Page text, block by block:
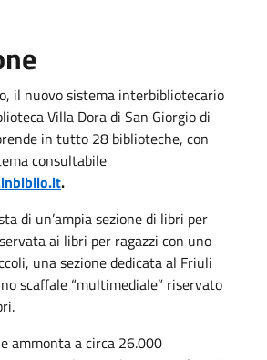
il nuovo sistema interbibliotecario
Villa Dora di San Giorgio di
in tutto 28 biblioteche, con
consultabile
.
di un’ampia sezione di libri per
ai libri per ragazzi con uno
una sezione dedicata al Friuli
scaffale “multimediale” riservato
ammonta a circa 26.000